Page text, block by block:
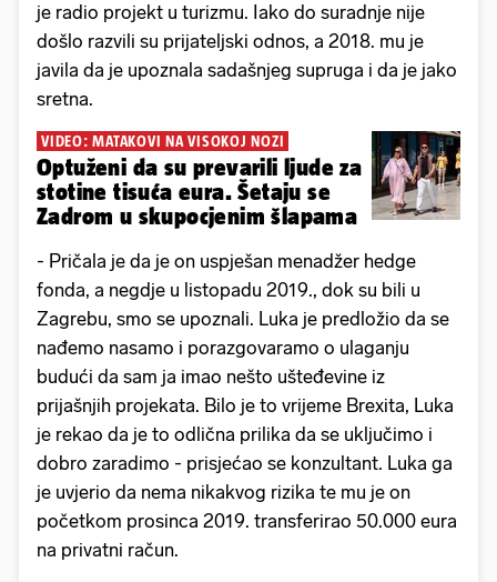
je radio projekt u turizmu. Iako do suradnje nije
došlo razvili su prijateljski odnos, a 2018. mu je
javila da je upoznala sadašnjeg supruga i da je jako
sretna.
VIDEO: MATAKOVI NA VISOKOJ NOZI
Optuženi da su prevarili ljude za
stotine tisuća eura. Šetaju se
Zadrom u skupocjenim šlapama
- Pričala je da je on uspješan menadžer hedge
fonda, a negdje u listopadu 2019., dok su bili u
Zagrebu, smo se upoznali. Luka je predložio da se
nađemo nasamo i porazgovaramo o ulaganju
budući da sam ja imao nešto ušteđevine iz
prijašnjih projekata. Bilo je to vrijeme Brexita, Luka
je rekao da je to odlična prilika da se uključimo i
dobro zaradimo - prisjećao se konzultant. Luka ga
je uvjerio da nema nikakvog rizika te mu je on
početkom prosinca 2019. transferirao 50.000 eura
na privatni račun.